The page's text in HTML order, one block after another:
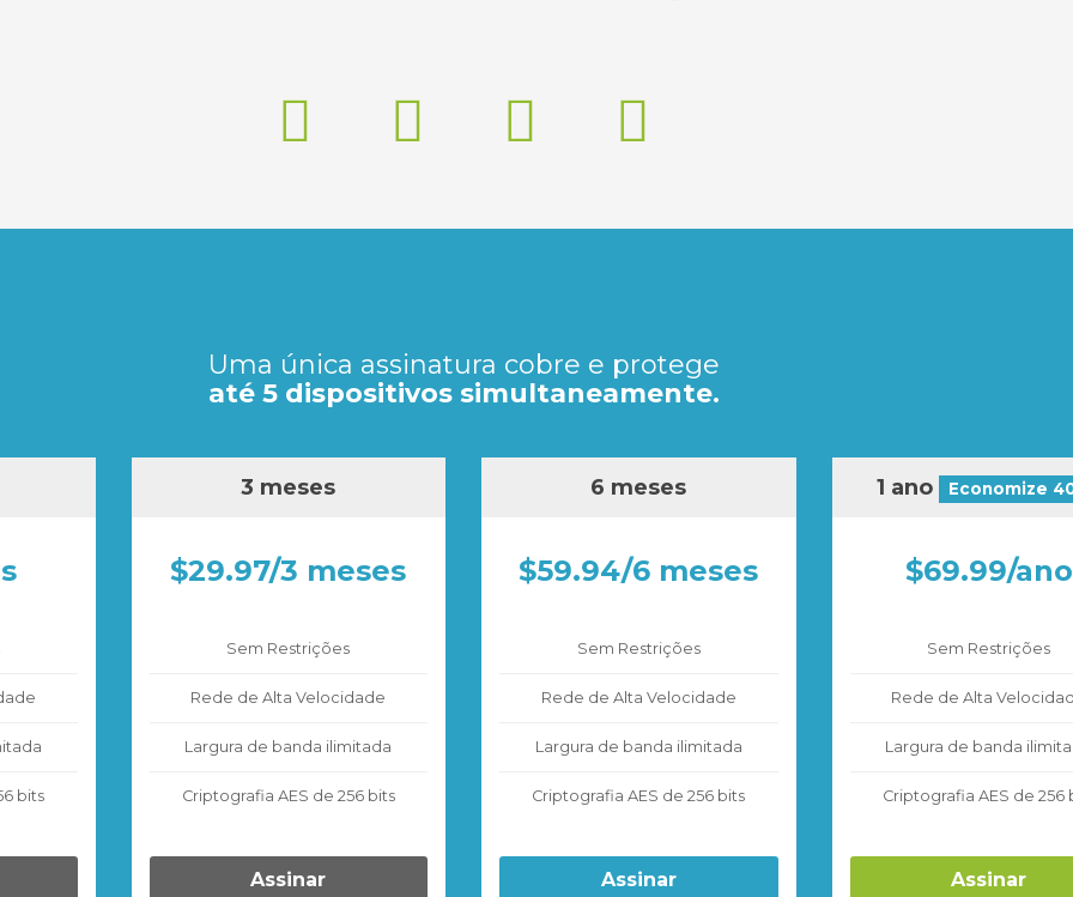
Uma única assinatura cobre e protege
até 5 dispositivos simultaneamente.
bits
3 meses
$29.97/3 meses
Sem Restrições
Rede de Alta Velocidade
Largura de banda ilimitada
Criptografia AES de 256 bits
Assinar
6 meses
$59.94/6 meses
Sem Restrições
Rede de Alta Velocidade
Largura de banda ilimitada
Criptografia AES de 256 bits
Assinar
1 ano Economize
$69.99/ano
Sem Restrições
Rede de Alta
Largura de banda
Criptografia AES de 256
Assinar